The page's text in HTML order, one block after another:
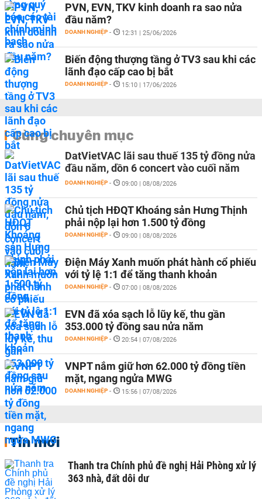
PVN, EVN, TKV kinh doanh ra sao nửa
đầu năm?
DOANH NGHIỆP - 12:31 | 25/06/2026
Biến động thượng tầng ở TV3 sau khi các
lãnh đạo cấp cao bị bắt
DOANH NGHIỆP - 15:10 | 17/06/2026
Cùng chuyên mục
DatVietVAC lãi sau thuế 135 tỷ đồng nửa
đầu năm, dồn 6 concert vào cuối năm
DOANH NGHIỆP - 09:00 | 08/08/2026
Chủ tịch HĐQT Khoáng sản Hưng Thịnh
phải nộp lại hơn 1.500 tỷ đồng
DOANH NGHIỆP - 09:00 | 08/08/2026
Điện Máy Xanh muốn phát hành cổ phiếu
với tỷ lệ 1:1 để tăng thanh khoản
DOANH NGHIỆP - 07:00 | 08/08/2026
EVN đã xóa sạch lỗ lũy kế, thu gần
353.000 tỷ đồng sau nửa năm
DOANH NGHIỆP - 20:54 | 07/08/2026
VNPT nắm giữ hơn 62.000 tỷ đồng tiền
mặt, ngang ngửa MWG
DOANH NGHIỆP - 15:56 | 07/08/2026
Tin mới
Thanh tra Chính phủ đề nghị Hải Phòng xử lý
363 nhà, đất dôi dư